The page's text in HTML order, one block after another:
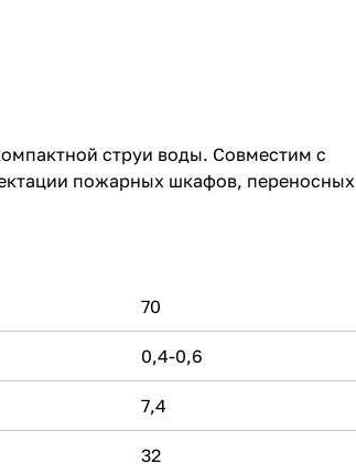
струи воды. Совместим с
пожарных шкафов, переносных
70
0,4-0,6
7,4
32